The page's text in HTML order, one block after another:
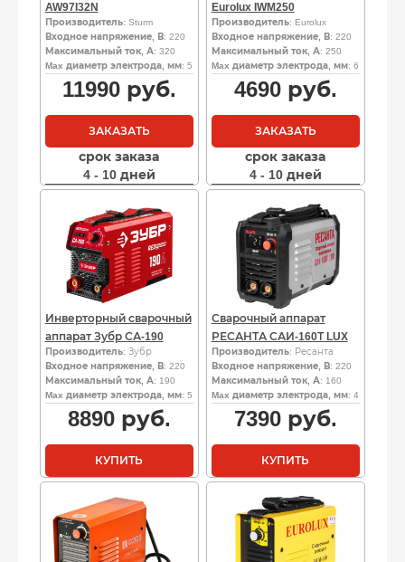
AW97I32N
Производитель: Sturm
Входное напряжение, В: 220
Максимальный ток, А: 320
Max диаметр электрода, мм: 5
11990руб.
ЗАКАЗАТЬ
срок заказа
4 - 10 дней
Eurolux IWM250
Производитель: Eurolux
Входное напряжение, В: 220
Максимальный ток, А: 250
Max диаметр электрода, мм: 6
4690руб.
ЗАКАЗАТЬ
срок заказа
4 - 10 дней
Инверторный сварочный
аппарат Зубр СА-190
Производитель: Зубр
Входное напряжение, В: 220
Максимальный ток, А: 190
Max диаметр электрода, мм: 5
8890руб.
КУПИТЬ
Сварочный аппарат
РЕСАНТА САИ-160Т LUX
Производитель: Ресанта
Входное напряжение, В: 220
Максимальный ток, А: 160
Max диаметр электрода, мм: 4
7390руб.
КУПИТЬ